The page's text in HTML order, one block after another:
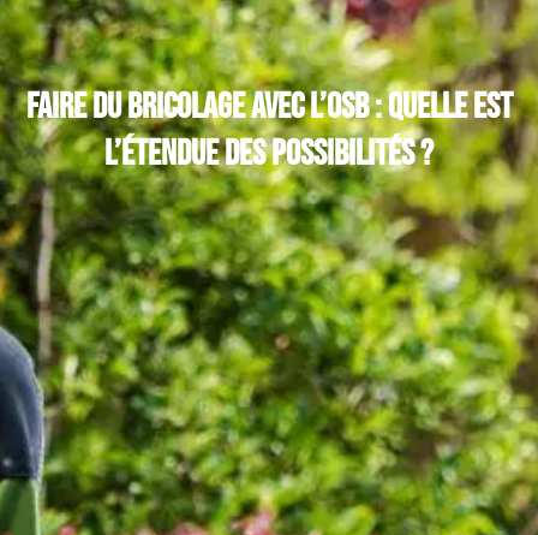
Faire du bricolage avec l’OSB : quelle est
l’étendue des possibilités ?